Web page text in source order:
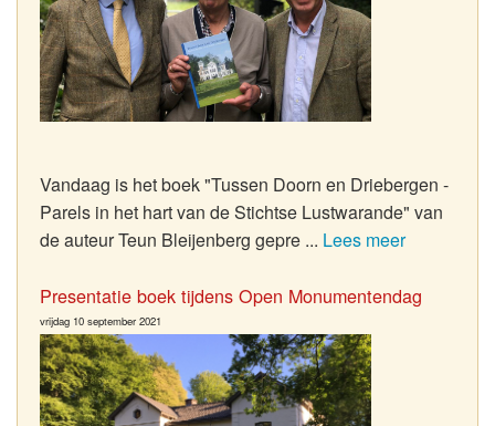
Vandaag is het boek "Tussen Doorn en Driebergen -
Parels in het hart van de Stichtse Lustwarande" van
de auteur Teun Bleijenberg gepre ... Lees meer
Presentatie boek tijdens Open Monumentendag
vrijdag 10 september 2021